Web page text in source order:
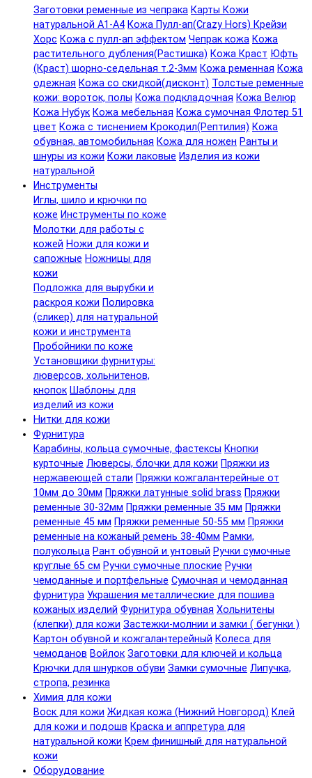
Заготовки ременные из чепрака Карты Кожи
натуральной А1-А4 Кожа Пулл-ап(Crazy Hors) Крейзи
Хорс Кожа с пулл-ап эффектом Чепрак кожа Кожа
растительного дубления(Растишка) Кожа Краст Юфть
(Краст) шорно-седельная т.2-3мм Кожа ременная Кожа
одежная Кожа со скидкой(дисконт) Толстые ременные
кожи: вороток, полы Кожа подкладочная Кожа Велюр
Кожа Нубук Кожа мебельная Кожа сумочная Флотер 51
цвет Кожа с тиснением Крокодил(Рептилия) Кожа
обувная, автомобильная Кожа для ножен Ранты и
шнуры из кожи Кожи лаковые Изделия из кожи
натуральной
Инструменты
Иглы, шило и крючки по
коже Инструменты по коже
Молотки для работы с
кожей Ножи для кожи и
сапожные Ножницы для
кожи
Подложка для вырубки и
раскроя кожи Полировка
(сликер) для натуральной
кожи и инструмента
Пробойники по коже
Установщики фурнитуры:
люверсов, хольнитенов,
кнопок Шаблоны для
изделий из кожи
Нитки для кожи
Фурнитура
Карабины, кольца сумочные, фастексы Кнопки
курточные Люверсы, блочки для кожи Пряжки из
нержавеющей стали Пряжки кожгалантерейные от
10мм до 30мм Пряжки латунные solid brass Пряжки
ременные 30-32мм Пряжки ременные 35 мм Пряжки
ременные 45 мм Пряжки ременные 50-55 мм Пряжки
ременные на кожаный ремень 38-40мм Рамки,
полукольца Рант обувной и унтовый Ручки сумочные
круглые 65 см Ручки сумочные плоские Ручки
чемоданные и портфельные Сумочная и чемоданная
фурнитура Украшения металлические для пошива
кожаных изделий Фурнитура обувная Хольнитены
(клепки) для кожи Застежки-молнии и замки ( бегунки )
Картон обувной и кожгалантерейный Колеса для
чемоданов Войлок Заготовки для ключей и кольца
Крючки для шнурков обуви Замки сумочные Липучка,
стропа, резинка
Химия для кожи
Воск для кожи Жидкая кожа (Нижний Новгород) Клей
для кожи и подошв Краска и аппретура для
натуральной кожи Крем финишный для натуральной
кожи
Оборудование